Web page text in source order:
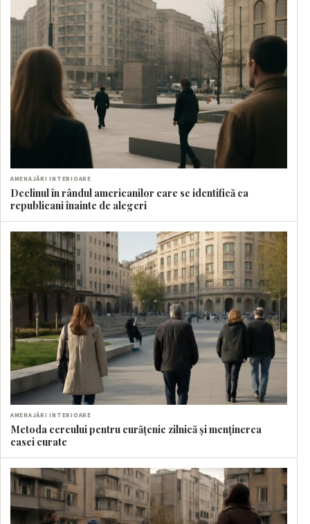
AMENAJĂRI INTERIOARE
Declinul în rândul americanilor care se identifică ca
republicani înainte de alegeri
AMENAJĂRI INTERIOARE
Metoda cercului pentru curățenie zilnică și menținerea
casei curate